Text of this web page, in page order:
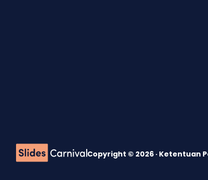
Copyright © 2026 · Ketentuan